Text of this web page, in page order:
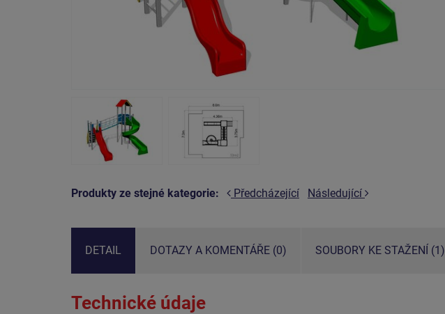
Produkty ze stejné kategorie: Předcházející Následující
DETAIL DOTAZY A KOMENTÁŘE (0) SOUBORY KE STAŽENÍ (1)
Technické údaje